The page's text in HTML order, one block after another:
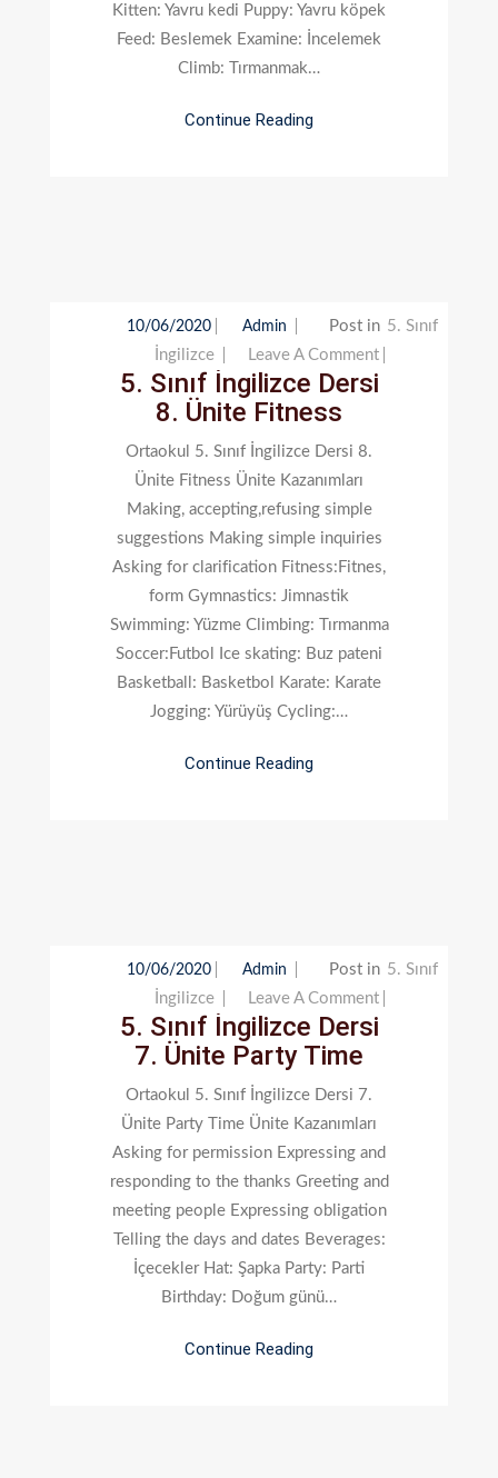
Kitten: Yavru kedi Puppy: Yavru köpek
Feed: Beslemek Examine: İncelemek
Climb: Tırmanmak…
Continue Reading
10/06/2020 Admin Post in 5. Sınıf
İngilizce
Leave A Comment
5. Sınıf İngilizce Dersi
8. Ünite Fitness
Ortaokul 5. Sınıf İngilizce Dersi 8.
Ünite Fitness Ünite Kazanımları
Making, accepting,refusing simple
suggestions Making simple inquiries
Asking for clarification Fitness:Fitnes,
form Gymnastics: Jimnastik
Swimming: Yüzme Climbing: Tırmanma
Soccer:Futbol Ice skating: Buz pateni
Basketball: Basketbol Karate: Karate
Jogging: Yürüyüş Cycling:…
Continue Reading
10/06/2020 Admin Post in 5. Sınıf
İngilizce
Leave A Comment
5. Sınıf İngilizce Dersi
7. Ünite Party Time
Ortaokul 5. Sınıf İngilizce Dersi 7.
Ünite Party Time Ünite Kazanımları
Asking for permission Expressing and
responding to the thanks Greeting and
meeting people Expressing obligation
Telling the days and dates Beverages:
İçecekler Hat: Şapka Party: Parti
Birthday: Doğum günü…
Continue Reading